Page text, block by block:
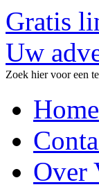
Gratis
Uw
Zoek hier voor een
Home
Over